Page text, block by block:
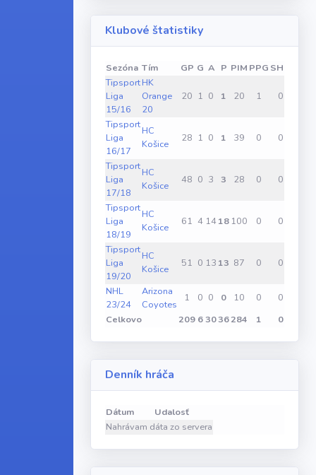
Klubové štatistiky
Sezóna Tím GP G A P PIM PPG SHG
Tipsport
Liga
15/16
HK
Orange
20
20 1 0 1 20 1 0
Tipsport
Liga
16/17
HC
Košice
28 1 0 1 39 0 0
Tipsport
Liga
17/18
HC
Košice
48 0 3 3 28 0 0
Tipsport
Liga
18/19
HC
Košice
61 4 1418 100 0 0
Tipsport
Liga
19/20
HC
Košice
51 0 13 13 87 0 0
NHL
23/24
Arizona
Coyotes
1 0 0 0 10 0 0
Celkovo
209 63036284 1 0
Denník hráča
Dátum
Udalosť
Nahrávam dáta zo servera